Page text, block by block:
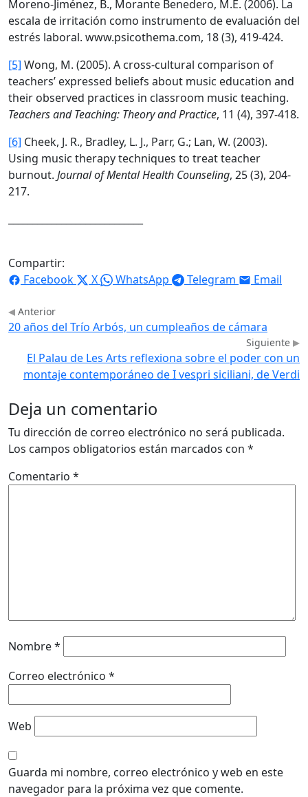
Moreno-Jiménez, B., Morante Benedero, M.E. (2006). La
escala de irritación como instrumento de evaluación del
estrés laboral. www.psicothema.com, 18 (3), 419-424.
[5] Wong, M. (2005). A cross-cultural comparison of
teachers’ expressed beliefs about music education and
their observed practices in classroom music teaching.
Teachers and Teaching: Theory and Practice, 11 (4), 397-418.
[6] Cheek, J. R., Bradley, L. J., Parr, G.; Lan, W. (2003).
Using music therapy techniques to treat teacher
burnout. Journal of Mental Health Counseling, 25 (3), 204-
217.
Compartir:
Facebook
X WhatsApp Telegram Email
Anterior
20 años del Trío Arbós, un cumpleaños de cámara
Siguiente
El Palau de Les Arts reflexiona sobre el poder con un
montaje contemporáneo de I vespri siciliani, de Verdi
Deja un comentario
Tu dirección de correo electrónico no será publicada.
Los campos obligatorios están marcados con *
Comentario *
Nombre*
Correo electrónico *
Web
Guarda mi nombre, correo electrónico y web en este
navegador para la próxima vez que comente.